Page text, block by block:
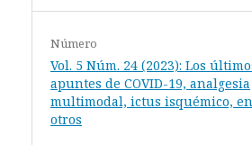
Número
Vol. 5 Núm. 24 (2023): Los
apuntes de COVID-19, analgesia
multimodal, ictus isquémico,
otros